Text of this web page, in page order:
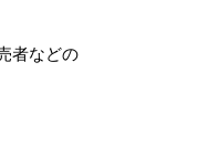
者などの